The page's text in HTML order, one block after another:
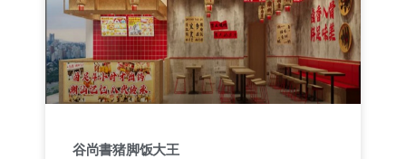
谷尚書猪脚饭大王